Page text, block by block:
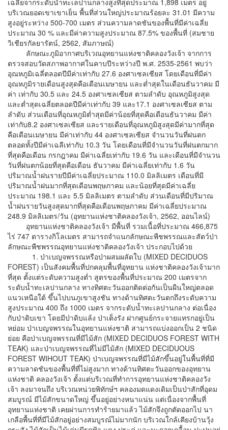
บริเวณยอดเขาเขาเย็น พื้นที่ส่วนใหญ่ประมาณร้อยละ 31.01 มีความ
สูงอยู่ระหว่าง 500-700 เมตร ส่วนความลาดชันของพื้นที่มีค่าเฉลี่ย
ประมาณ 30 % และมีค่าความสูงประมาณ 87.5% ของพื้นที่ (สมชาย
วิเชียรกัลยารัตน์, 2562, สัมภาษณ์)
ลักษณะภูมิอากาศบริเวณอุทยานแห่งชาติคลองวังเจ้า จากการ
ตรวจสอบวัดสภาพอากาศในคาบปีระหว่างปี พ.ศ. 2535-2561 พบว่า
อุณหภูมิเฉลี่ตลอดปีมีค่าเท่ากับ 27.6 องศาเซลเซียส โดยเดือนที่มีค่า
อุณหภูมิรายเดือนสูงสุดคือเดือนเมษายน และต่ำสุดในเดือนธันวาคม มี
ค่า เท่ากับ 30.5 และ 24.5 องศาเซลเซียส ตามลำดับ อุณหภูมิสูงสุด
และต่ำสุดเฉลี่ยตลอดปีมีค่าเท่ากับ 39 และ17.1 องศาเซลเซียส ตาม
ลำดับ ส่วนเดือนที่อุณหภูมิต่ำสุดมีค่าน้อยที่สุดคือเดือนธันวาคม มีค่า
เท่ากับ8.2 องศาเซลเซียส และรายเดือนที่อุณหภูมิสูงสุดมีค่ามากที่สุด
คือเดือนเมษายน มีค่าเท่ากับ 44 องศาเซลเซียส จำนวนวันที่ฝนตก
ตลอดทั้งปีมีค่าเฉลีเท่ากับ 10.3 วัน โดยเดือนที่มีจำนวนวันที่ฝนตกมาก
ที่สุดคือเดือน กรกฎาคม มีค่าเฉลี่ยเท่ากับ 19.6 วัน และเดือนที่มีจำนวน
วันที่ฝนตกน้อยที่สุดคือเดือน ธันวาคม มีค่าเฉลี่ยเท่ากับ 1.6 วัน
ปริมาณน้ำฝนรายปีมีค่าเฉลี่ยประมาณ 110.0 มิลลิเมตร เดือนที่มี
ปริมาณน้ำฝนมากที่สุดเดือนพฤษภาคม และน้อยที่สุดมีค่าเฉลี่ย
ประมาณ 198.1 และ 5.5 มิลลิเมตร ตามลำดับ ส่วนเดือนที่มีปริมาณ
น้ำฝนรายวันสูงสุดมากที่สุดคือเดือนพฤษภาคม มีค่าเฉลี่ยประมาณ
248.9 มิลลิเมตร/วัน (อุทยานแห่งชาติคลองวังเจ้า, 2562, ออนไลน์)
อุทยานแห่งชาติคลองวังเจ้า มีพื้นที่ รวมเนื้อที่ประมาณ 466,875
ไร่ 747 ตารางกิโลเมตร สามารถจำแนกลักษณะพืชพรรณและสัตว์ป่า
ลักษณะพืชพรรณอุทยานแห่งชาติคลองวังเจ้า ประกอบไปด้วย
1. ป่าเบญจพรรณหรือป่าผสมผลัดใบ (MIXED DECIDUOS
FOREST) เป็นสังคมพื้นที่ปกคลุมพื้นที่อุทยาน แห่งชาติคลองวังเจ้ามาก
ที่สุด ตั้งแต่ระดับความสูงต่ำ สูตรของพื้นที่ประมาณ 200 เมตรจาก
ระดับน้ำทะเลปานกลาง ทางทิศตะวันออกติดต่อกันเป็นผืนใหญ่ตลอด
แนวเหนือใต้ ขึ้นไปบนภูเขาสูงชัน ทางด้านทิศตะวันตกถึงระดับความ
สูงประมาณ 400 ถึง 1000 เมตร จากระดับน้ำทะเลปานกลาง ต่อเนื่อง
กับป่าดิบเขา โดยมีป่าดิบแล้ง ป่าเต็งรัง ฝากศูนย์กระจายแทรกอยู่เป็น
หย่อม ป่าเบญจพรรณในอุทยานแห่งชาติ สามารถแบ่งออกเป็น 2 ชนิด
ย่อย คือป่าเบญจพรรณที่มีไม้สัก (MIXED DECIDUOS FOREST WITH
TEAK) และป่าเบญจพรรณที่ไม่มีไม้สัก (MIXED DECIDUOUS
FOREST WIHOUT TEAK) ป่าเบญจพรรณที่มีไม้สักขึ้นอยู่ในพื้นที่ที่มี
ความลาดชันของพื้นที่ที่ไม่สูงมาก ทางด้านทิศตะวันออกของอุทยาน
แห่งชาติ คลองวังเจ้า ตั้งแต่บริเวณที่ทำการอุทยานแห่งชาติคลองวัง
เจ้า ลงมาจนถึง บริเวณหน่วยพิทักษ์ฯ คลองมดแดงเดิมเป็นป่าสักที่อุดม
สมบูรณ์ มีไม้สักขนาดใหญ่ ขึ้นอยู่อย่างหนาแน่น แต่เนื่องจากพื้นที่
อุทยานแห่งชาติ เคยผ่านการทำร้ายมาแล้ว ไม้สักจึงถูกตัดออกไป นา
เกลือพื้นที่ที่มีไม้สักอยู่อย่างสมบูรณ์ไม่มากนัก บริเวณใกล้เคียงบ้านวุ้ง